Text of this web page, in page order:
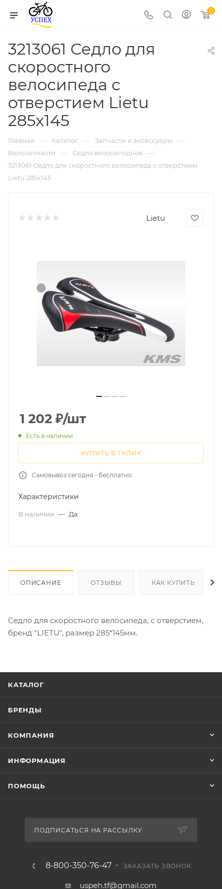
0
3213061 Седло для
скоростного
велосипеда с
отверстием Lietu
285х145
Главная — Каталог — Запчасти и аксессуары —
Велозапчасти — Седло велосипедное —
3213061 Седло для скоростного велосипеда с отверстием
Lietu 285х145
Lietu
1 202 ₽/шт
Есть в наличии
КУПИТЬ В 1 КЛИК
Самовывоз сегодня - бесплатно
Характеристики
В наличии — Да
ОПИСАНИЕ ОТЗЫВЫ КАК КУПИТЬ
Седло для скоростного велосипеда, с отверстием,
бренд "LIETU", размер 285*145мм.
КАТАЛОГ
БРЕНДЫ
КОМПАНИЯ
ИНФОРМАЦИЯ
ПОМОЩЬ
ПОДПИСАТЬСЯ НА РАССЫЛКУ
8-800-350-76-47 ЗАКАЗАТЬ ЗВОНОК
uspeh.tf@gmail.com